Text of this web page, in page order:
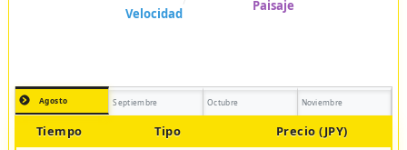
Agosto Septiembre Octubre Noviembre
Tiempo Tipo Precio (JPY)